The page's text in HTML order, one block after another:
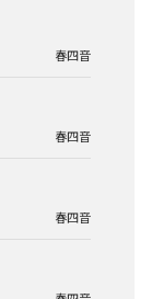
春四音
春四音
春四音